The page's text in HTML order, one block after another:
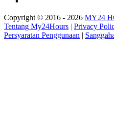
Copyright © 2016 - 2026 MY24
Tentang My24Hours | Privacy
Persyaratan Penggunaan |